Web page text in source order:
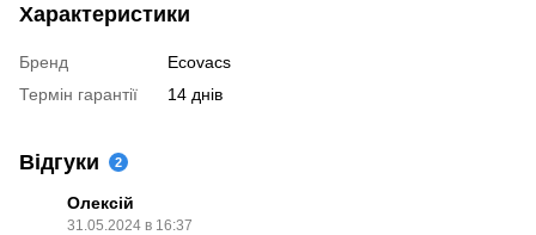
Характеристики
Бренд
Ecovacs
Термін гарантії
14 днів
Відгуки 2
Олексій
31.05.2024 в 16:37